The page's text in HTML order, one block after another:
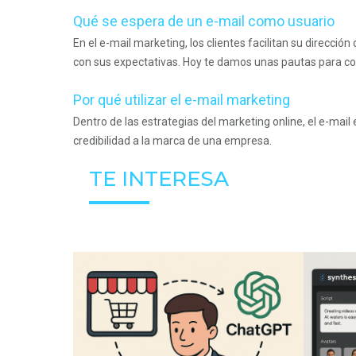
Qué se espera de un e-mail como usuario
En el e-mail marketing, los clientes facilitan su
con sus expectativas. Hoy te damos unas pautas para
Por qué utilizar el e-mail marketing
Dentro de las estrategias del marketing online, el e-
credibilidad a la marca de una empresa.
TE INTERESA